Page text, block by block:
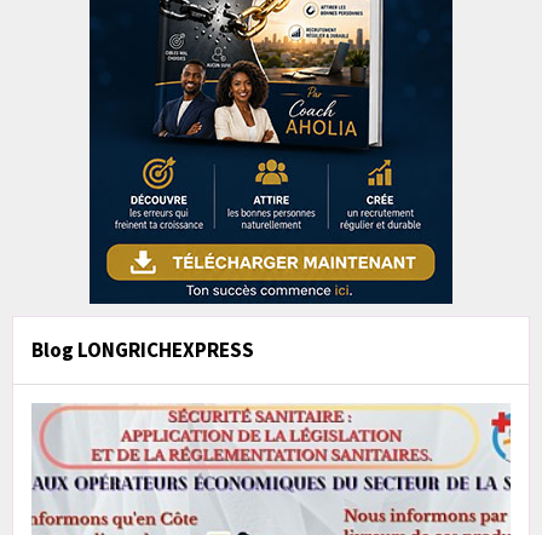
Blog LONGRICHEXPRESS